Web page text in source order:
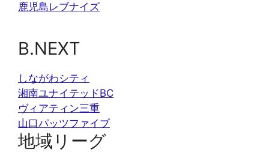
鹿児島レブナイズ
B.NEXT
しながわシティ
湘南ユナイテッドBC
ヴィアティン三重
山口パッツファイブ
地域リーグ